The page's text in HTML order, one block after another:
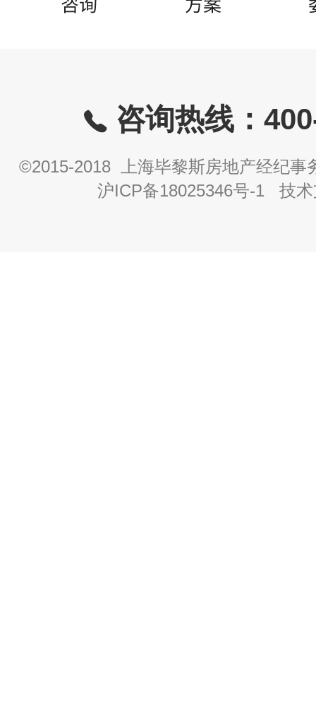
咨询热线：
©2015-2018 上海毕黎斯房地产经纪事
沪ICP备18025346号-1 技术